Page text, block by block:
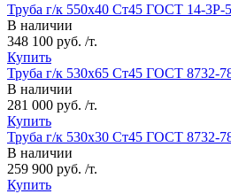
Труба г/к 550х40 Ст45 ГОСТ 14-3Р-
В наличии
348 100 руб. /т.
Купить
Труба г/к 530х65 Ст45 ГОСТ 8732-
В наличии
281 000 руб. /т.
Купить
Труба г/к 530х30 Ст45 ГОСТ 8732-
В наличии
259 900 руб. /т.
Купить